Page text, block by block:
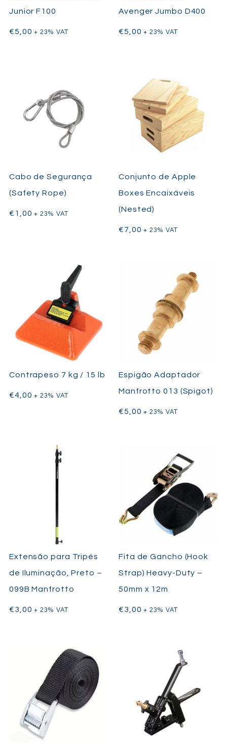
Junior F100
€5,00 + 23% VAT
Avenger Jumbo D400
€5,00 + 23% VAT
Cabo de Segurança
(Safety Rope)
€ 1,00 + 23% VAT
Conjunto de Apple
Boxes Encaixáveis
(Nested)
€7,00 + 23% VAT
Contrapeso 7 kg / 15 lb
€4,00 + 23% VAT
Espigão Adaptador
Manfrotto 013 (Spigot)
€5,00 + 23% VAT
Extensão para Tripés
de Iluminação, Preto –
099B Manfrotto
€3,00 + 23% VAT
Fita de Gancho (Hook
Strap) Heavy-Duty –
50mm x 12m
€3,00 + 23% VAT